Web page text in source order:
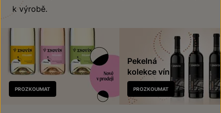
k výrobě.
Nově
v prodeji
PROZKOUMAT
Pekelná
kolekce vín
PROZKOUMAT